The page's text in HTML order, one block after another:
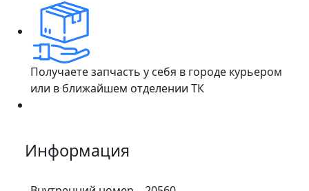
Получаете запчасть у себя в городе курьером
или в ближайшем отделении ТК
Информация